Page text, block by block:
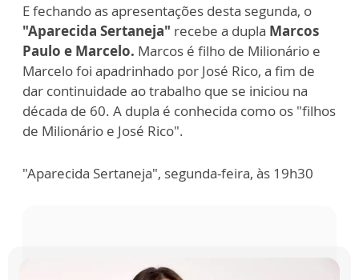
E fechando as apresentações desta segunda, o
"Aparecida Sertaneja" recebe a dupla Marcos
Paulo e Marcelo. Marcos é filho de Milionário e
Marcelo foi apadrinhado por José Rico, a fim de
dar continuidade ao trabalho que se iniciou na
década de 60. A dupla é conhecida como os "filhos
de Milionário e José Rico".
"Aparecida Sertaneja", segunda-feira, às 19h30